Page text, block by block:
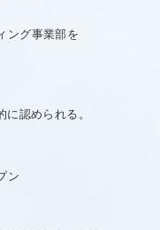
ング事業部を
認められる。
ン